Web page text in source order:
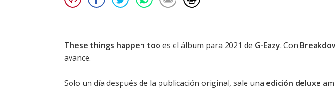
These things happen too es el álbum para 2021 de G-Eazy. Con
avance.
Solo un día después de la publicación original, sale una edición deluxe